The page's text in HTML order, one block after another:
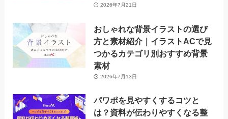
2026年7月21日
おしゃれな背景イラストの選び
方と素材紹介｜イラストACで見
つかるカテゴリ別おすすめ背景
素材
2026年7月13日
パワポを見やすくするコツと
は？資料が伝わりやすくなる整